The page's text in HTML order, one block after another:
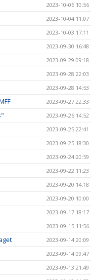
2023-10-06 10:56
2023-10-04 11:07
2023-10-03 17:11
2023-09-30 16:48
2023-09-29 09:18
2023-09-28 22:03
2023-09-28 14:53
2023-09-27 22:33
2023-09-26 14:52
2023-09-25 22:41
2023-09-25 18:30
2023-09-24 20:59
2023-09-22 11:23
2023-09-20 14:18
2023-09-20 10:00
2023-09-17 18:17
2023-09-15 11:56
2023-09-14 20:09
2023-09-14 09:47
2023-09-13 21:49